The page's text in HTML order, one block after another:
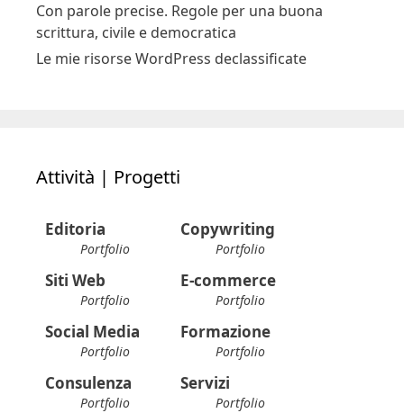
Con parole precise. Regole per una buona
scrittura, civile e democratica
Le mie risorse WordPress declassificate
Attività | Progetti
Editoria
Portfolio
Copywriting
Portfolio
Siti Web
Portfolio
E-commerce
Portfolio
Social Media
Portfolio
Formazione
Portfolio
Consulenza
Portfolio
Servizi
Portfolio